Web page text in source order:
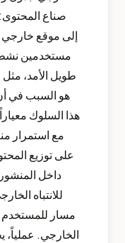
صناع
إلى موقع خارجي.
مستخدمين
طويل الأمد، مثل
هو السبب في أن
هذا السلوك
مع استمرار
على توزيع
داخل
للانتباه
مسار للمستخدم
الخارجي. عملياً،